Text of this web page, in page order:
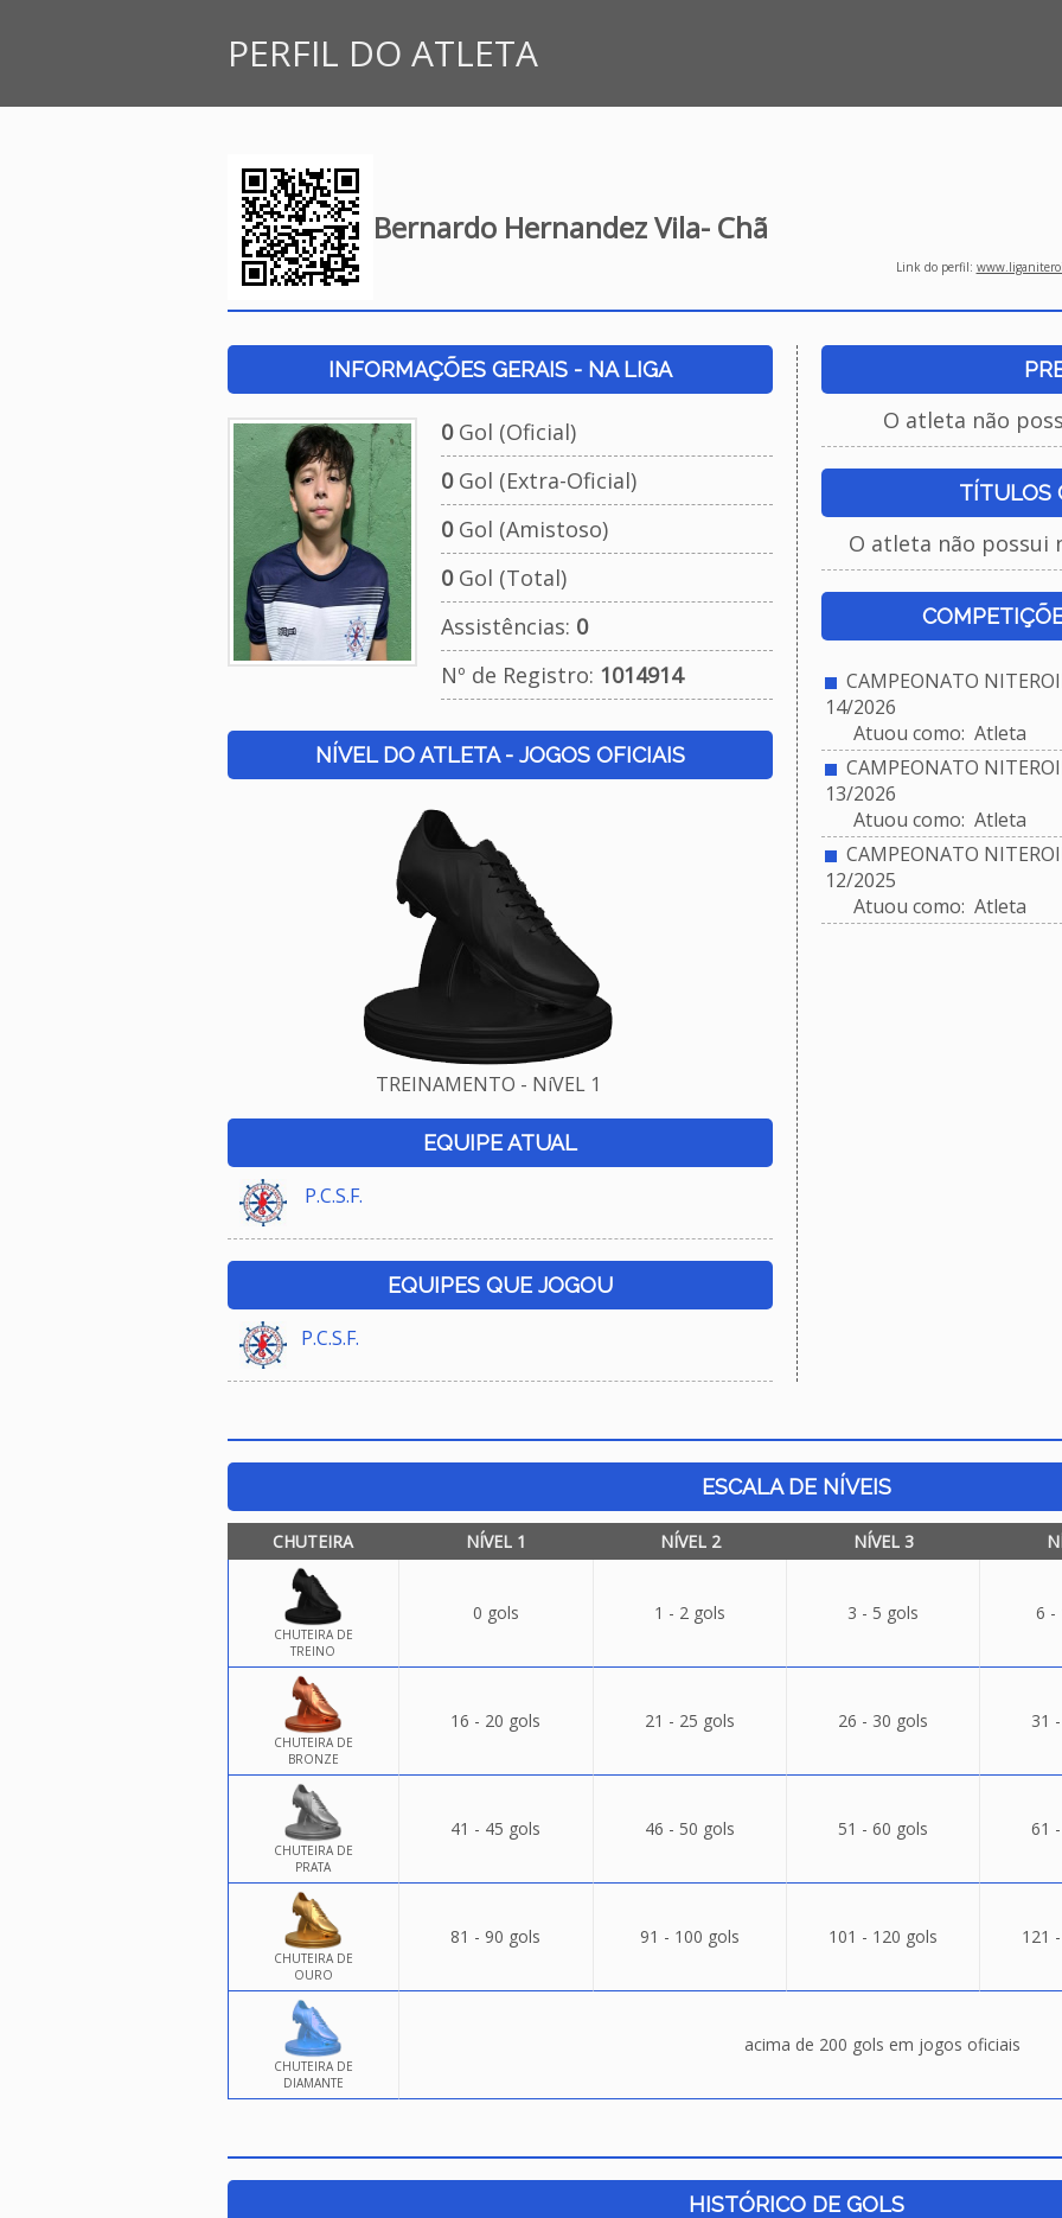
PERFIL DO ATLETA
Bernardo Hernandez Vila- Chã
Link do perfil:
INFORMAÇÕES GERAIS - NA LIGA
0Gol (Oficial)
0Gol (Extra-Oficial)
0Gol (Amistoso)
0Gol (Total)
Assistências: 0
Nº de Registro: 1014914
NÍVEL DO ATLETA - JOGOS OFICIAIS
TREINAMENTO - NíVEL 1
EQUIPE ATUAL
P.C.S.F.
EQUIPES QUE JOGOU
P.C.S.F.
O atleta não
TÍTULOS
O atleta não possui
CAMPEONATO
14/2026
Atuou como: Atleta
CAMPEONATO
13/2026
Atuou como: Atleta
CAMPEONATO
12/2025
Atuou como: Atleta
ESCALA DE NÍVEIS
CHUTEIRA NÍVEL 1 NÍVEL 2 NÍVEL 3
CHUTEIRA DE
TREINO
0 gols 1 - 2 gols 3 - 5 gols 6 -
CHUTEIRA DE
BRONZE
16 - 20 gols 21 - 25 gols 26 - 30 gols 31
CHUTEIRA DE
PRATA
41 - 45 gols 46 - 50 gols 51 - 60 gols 61
CHUTEIRA DE
OURO
81 - 90 gols 91 - 100 gols 101 - 120 gols 121
CHUTEIRA DE
DIAMANTE
acima de 200 gols em jogos oficiais
HISTÓRICO DE GOLS